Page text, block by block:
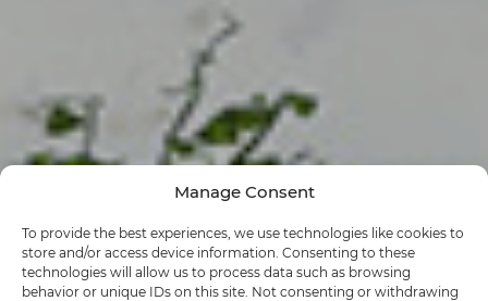
Manage Consent
To provide the best experiences, we use technologies like cookies to
store and/or access device information. Consenting to these
technologies will allow us to process data such as browsing
behavior or unique IDs on this site. Not consenting or withdrawing